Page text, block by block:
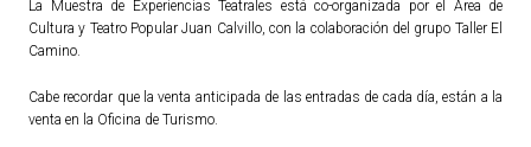
La Muestra de Experiencias Teatrales está co-organizada por el Área de
Cultura y Teatro Popular Juan Calvillo, con la colaboración del grupo Taller El
Camino.
Cabe recordar que la venta anticipada de las entradas de cada día, están a la
venta en la Oficina de Turismo.